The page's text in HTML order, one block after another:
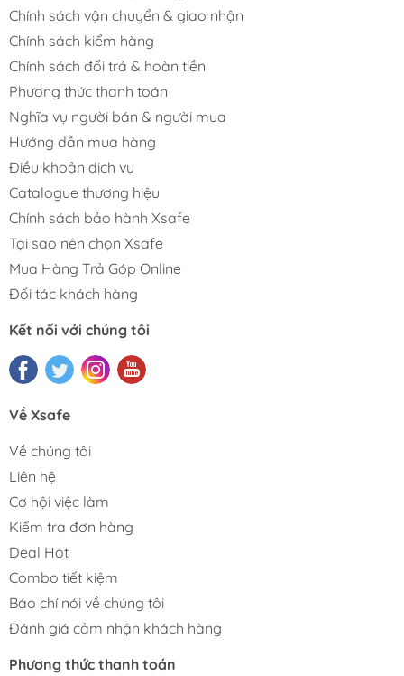
Chính sách vận chuyển & giao nhận
Chính sách kiểm hàng
Chính sách đổi trả & hoàn tiền
Phương thức thanh toán
Nghĩa vụ người bán & người mua
Hướng dẫn mua hàng
Điều khoản dịch vụ
Catalogue thương hiệu
Chính sách bảo hành Xsafe
Tại sao nên chọn Xsafe
Mua Hàng Trả Góp Online
Đối tác khách hàng
Kết nối với chúng tôi
Về Xsafe
Về chúng tôi
Liên hệ
Cơ hội việc làm
Kiểm tra đơn hàng
Deal Hot
Combo tiết kiệm
Báo chí nói về chúng tôi
Đánh giá cảm nhận khách hàng
Phương thức thanh toán